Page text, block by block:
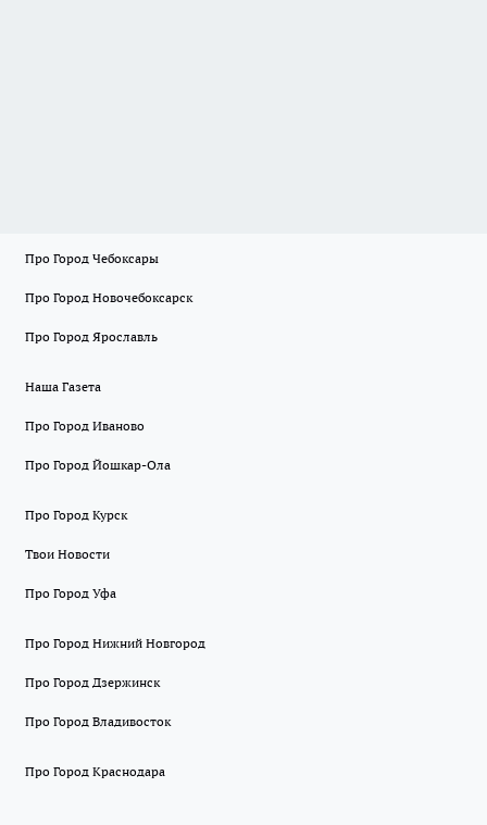
Про Город Чебоксары
Про Город Новочебоксарск
Про Город Ярославль
Наша Газета
Про Город Иваново
Про Город Йошкар-Ола
Про Город Курск
Твои Новости
Про Город Уфа
Про Город Нижний Новгород
Про Город Дзержинск
Про Город Владивосток
Про Город Краснодара